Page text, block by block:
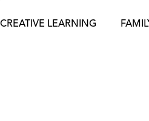
CREATIVE LEARNING